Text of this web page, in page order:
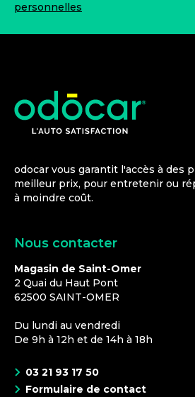
personnelles
odocar vous garantit l'accès à des
meilleur prix, pour entretenir ou
à moindre coût.
Nous contacter
Magasin de Saint-Omer
2 Quai du Haut Pont
62500 SAINT-OMER
Du lundi au vendredi
De 9h à 12h et de 14h à 18h
03 21 93 17 50
Formulaire de contact